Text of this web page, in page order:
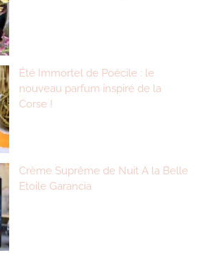
Été Immortel de Poécile : le
nouveau parfum inspiré de la
Corse !
Crème Suprême de Nuit A la Belle
Etoile Garancia